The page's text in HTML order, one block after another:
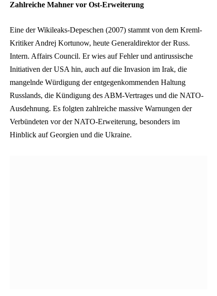
Zahlreiche Mahner vor Ost-Erweiterung
Eine der Wikileaks-Depeschen (2007) stammt von dem Kreml-
Kritiker Andrej Kortunow, heute Generaldirektor der Russ.
Intern. Affairs Council. Er wies auf Fehler und antirussische
Initiativen der USA hin, auch auf die Invasion im Irak, die
mangelnde Würdigung der entgegenkommenden Haltung
Russlands, die Kündigung des ABM-Vertrages und die NATO-
Ausdehnung. Es folgten zahlreiche massive Warnungen der
Verbündeten vor der NATO-Erweiterung, besonders im
Hinblick auf Georgien und die Ukraine.